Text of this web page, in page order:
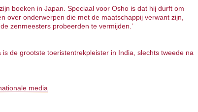
boeken in Japan. Speciaal voor Osho is dat hij durft om
over onderwerpen die met de maatschappij verwant zijn,
zenmeesters probeerden te vermijden.’
is de grootste toeristentrekpleister in India, slechts tweede na
media